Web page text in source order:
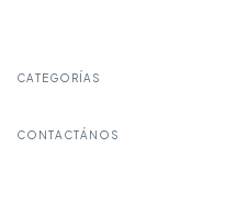
CATEGORÍAS
CONTACTÁNOS